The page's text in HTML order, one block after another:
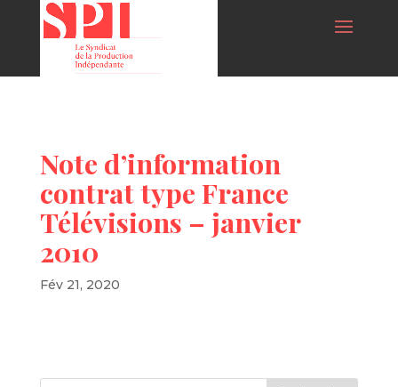
Note d’information
contrat type France
Télévisions – janvier
2010
Fév 21, 2020